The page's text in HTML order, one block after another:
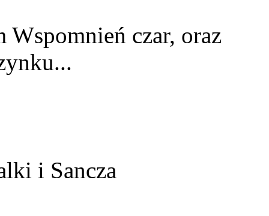
Wspomnień czar, oraz
i Sancza